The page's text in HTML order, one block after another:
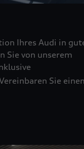
Ihres Audi in
Sie von unserem
Sie einen